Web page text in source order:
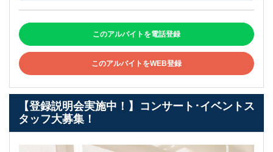
このアルバイトを電話登録
このアルバイトをWEB登録
【登録説明会実施中！】コンサート･イベントス
タッフ大募集！